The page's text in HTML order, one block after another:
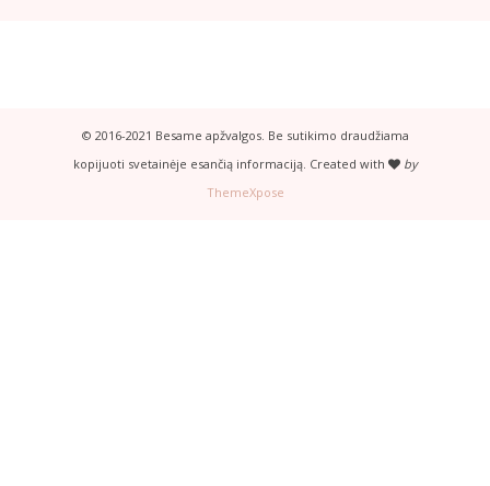
© 2016-2021 Besame apžvalgos. Be sutikimo draudžiama
kopijuoti svetainėje esančią informaciją. Created with
by
ThemeXpose